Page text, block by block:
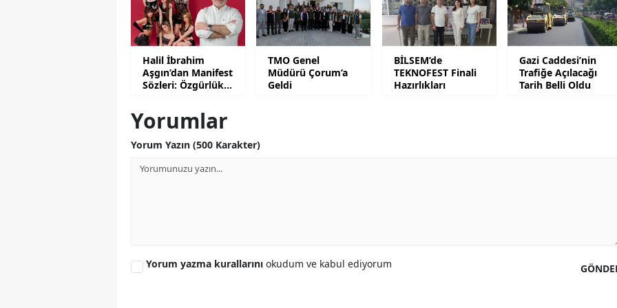
Yalova
Karabük
Kilis
Halil İbrahim
Aşgın’dan Manifest
Sözleri: Özgürlük
TMO Genel
Müdürü Çorum’a
Geldi
BİLSEM’de
TEKNOFEST Finali
Hazırlıkları
Gazi Caddesi’nin
Trafiğe Açılacağı
Tarih Belli Oldu
Yorumlar
Yorum Yazın (500 Karakter)
Yorum yazma kurallarını okudum ve kabul ediyorum